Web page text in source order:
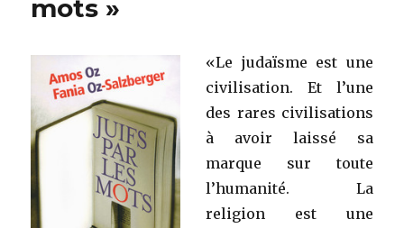
mots »
«Le judaïsme est une
civilisation. Et l’une
des rares civilisations
à avoir laissé sa
marque sur toute
l’humanité. La
religion est une